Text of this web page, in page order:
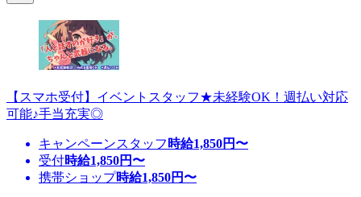
【スマホ受付】イベントスタッフ★未経験OK！週払い対応
可能♪手当充実◎
キャンペーンスタッフ 時給1,850円〜
受付時給1,850円〜
携帯ショップ時給1,850円〜